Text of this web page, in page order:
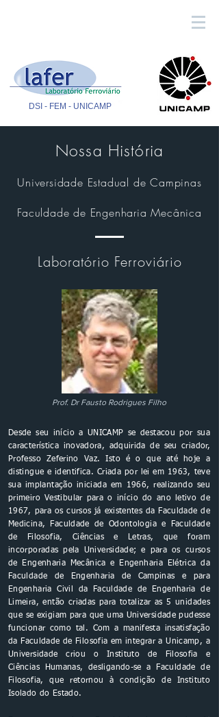
DSI - FEM - UNICAMP
Nossa História
Universidade Estadual de Campinas
Faculdade de Engenharia Mecânica
Laboratório Ferroviário
Prof. Dr Fausto Rodrigues Filho
Desde seu início a UNICAMP se destacou por sua
característica inovadora, adquirida de seu criador,
Professo Zeferino Vaz. Isto é o que até hoje a
distingue e identifica. Criada por lei em 1963, teve
sua implantação iniciada em 1966, realizando seu
primeiro Vestibular para o início do ano letivo de
1967, para os cursos já existentes da Faculdade de
Medicina, Faculdade de Odontologia e Faculdade
de Filosofia, Ciências e Letras, que foram
incorporadas pela Universidade; e para os cursos
de Engenharia Mecânica e Engenharia Elétrica da
Faculdade de Engenharia de Campinas e para
Engenharia Civil da Faculdade de Engenharia de
Limeira, então criadas para totalizar as 5 unidades
que se exigiam para que uma Universidade pudesse
funcionar como tal. Com a manifesta insatisfação
da Faculdade de Filosofia em integrar a Unicamp, a
Universidade criou o Instituto de Filosofia e
Ciências Humanas, desligando-se a Faculdade de
Filosofia, que retornou à condição de Instituto
Isolado do Estado.